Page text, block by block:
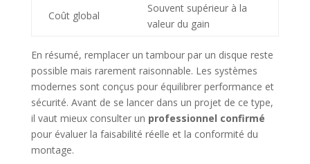
Coût global
Souvent supérieur à la
valeur du gain
En résumé, remplacer un tambour par un disque reste
possible mais rarement raisonnable. Les systèmes
modernes sont conçus pour équilibrer performance et
sécurité. Avant de se lancer dans un projet de ce type,
il vaut mieux consulter un professionnel confirmé
pour évaluer la faisabilité réelle et la conformité du
montage.